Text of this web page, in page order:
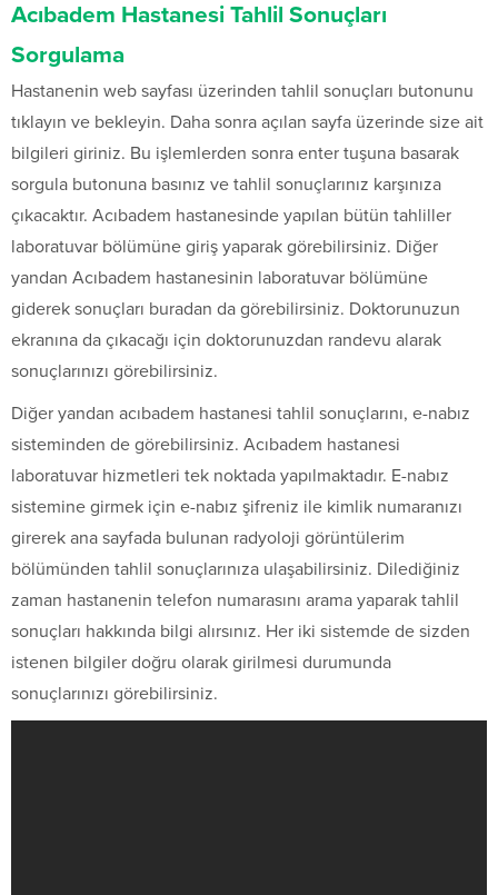
Acıbadem Hastanesi Tahlil Sonuçları
Sorgulama
Hastanenin web sayfası üzerinden tahlil sonuçları butonunu
tıklayın ve bekleyin. Daha sonra açılan sayfa üzerinde size ait
bilgileri giriniz. Bu işlemlerden sonra enter tuşuna basarak
sorgula butonuna basınız ve tahlil sonuçlarınız karşınıza
çıkacaktır. Acıbadem hastanesinde yapılan bütün tahliller
laboratuvar bölümüne giriş yaparak görebilirsiniz. Diğer
yandan Acıbadem hastanesinin laboratuvar bölümüne
giderek sonuçları buradan da görebilirsiniz. Doktorunuzun
ekranına da çıkacağı için doktorunuzdan randevu alarak
sonuçlarınızı görebilirsiniz.
Diğer yandan acıbadem hastanesi tahlil sonuçlarını, e-nabız
sisteminden de görebilirsiniz. Acıbadem hastanesi
laboratuvar hizmetleri tek noktada yapılmaktadır. E-nabız
sistemine girmek için e-nabız şifreniz ile kimlik numaranızı
girerek ana sayfada bulunan radyoloji görüntülerim
bölümünden tahlil sonuçlarınıza ulaşabilirsiniz. Dilediğiniz
zaman hastanenin telefon numarasını arama yaparak tahlil
sonuçları hakkında bilgi alırsınız. Her iki sistemde de sizden
istenen bilgiler doğru olarak girilmesi durumunda
sonuçlarınızı görebilirsiniz.